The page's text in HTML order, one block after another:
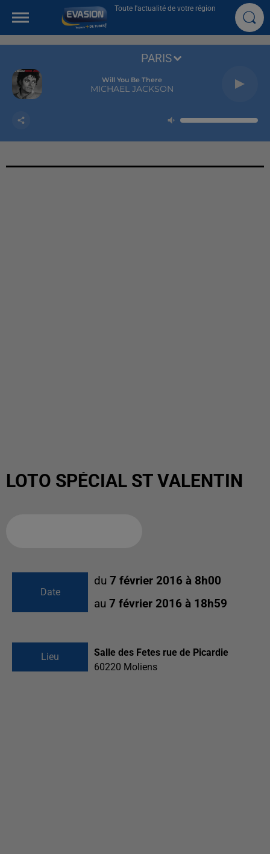
Toute l'actualité de votre région
Will You Be There
MICHAEL JACKSON
PARIS
LOTO SPÉCIAL ST VALENTIN
Date
du 7 février 2016 à 8h00
au 7 février 2016 à 18h59
Lieu
Salle des Fetes rue de Picardie
60220 Moliens